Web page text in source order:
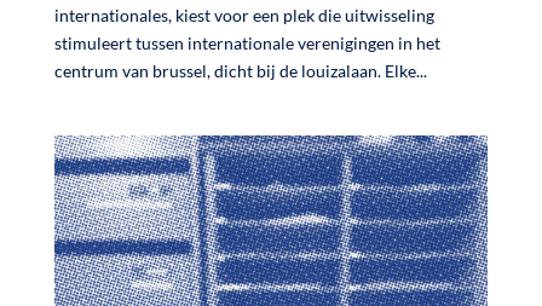
internationales, kiest voor een plek die uitwisseling
stimuleert tussen internationale verenigingen in het
centrum van brussel, dicht bij de louizalaan. Elke...